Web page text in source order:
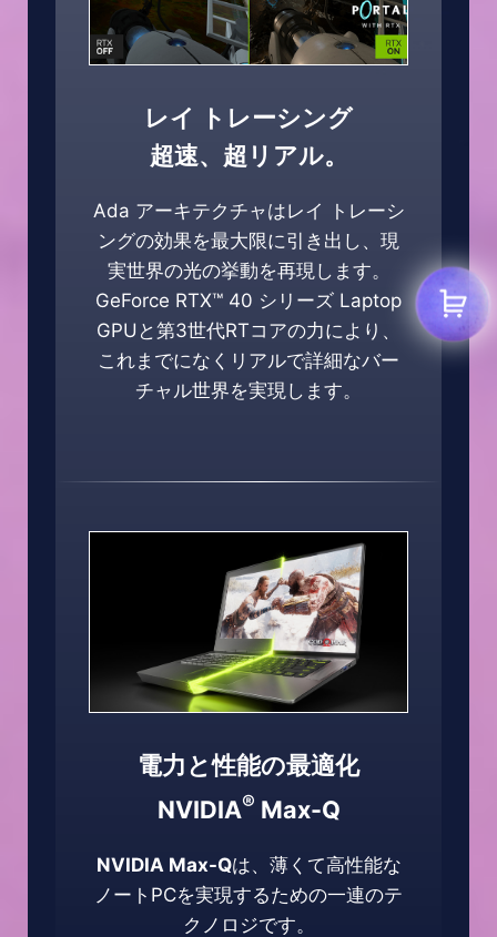
レイ トレーシング
超速、超リアル。
Ada アーキテクチャはレイ トレーシ
ングの効果を最大限に引き出し、現
実世界の光の挙動を再現します。
GeForce RTX™ 40 シリーズ Laptop
GPUと第3世代RTコアの力により、
これまでになくリアルで詳細なバー
チャル世界を実現します。
電力と性能の最適化
NVIDIA® Max-Q
NVIDIA Max-Qは、薄くて高性能な
ノートPCを実現するための一連のテ
クノロジです。